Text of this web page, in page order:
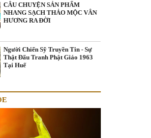
CÂU CHUYỆN SẢN PHẨM
NHANG SẠCH THẢO MỘC VÂN
HƯƠNG RA ĐỜI
Người Chiến Sỹ Truyền Tin - Sự
Thật Đấu Tranh Phật Giáo 1963
Tại Huế